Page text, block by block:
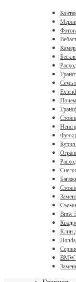
Семь
Bmw
Клин
BMW